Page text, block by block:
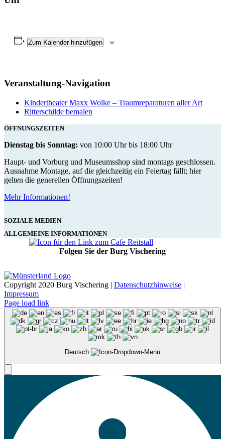
Zum Kalender hinzufügen
Veranstaltung-Navigation
Kindertheater Maxx Wolke – Traumreparaturen aller Art
Ritterschilde bemalen
ÖFFNUNGSZEITEN
Dienstag bis Sonntag: von 10:00 Uhr bis 18:00 Uhr
Haupt- und Vorburg und Museumsshop sind montags geschlossen.
Ausnahme Montage, auf die gleichzeitig ein Feiertag fällt; hier
gelten die generellen Öffnungszeiten!
Mehr Informationen!
SOZIALE MEDIEN
ALLGEMEINE INFORMATIONEN
Folgen Sie der Burg Vischering
Copyright 2020 Burg Vischering | Datenschutzhinweise |
Impressum
Page load link
Deutsch